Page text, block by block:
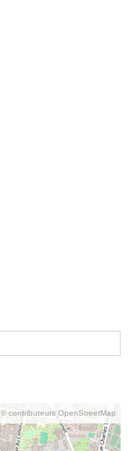
© contributeurs OpenStreetMap